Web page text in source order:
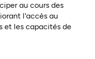
au cours des
l'accès au
et les capacités de